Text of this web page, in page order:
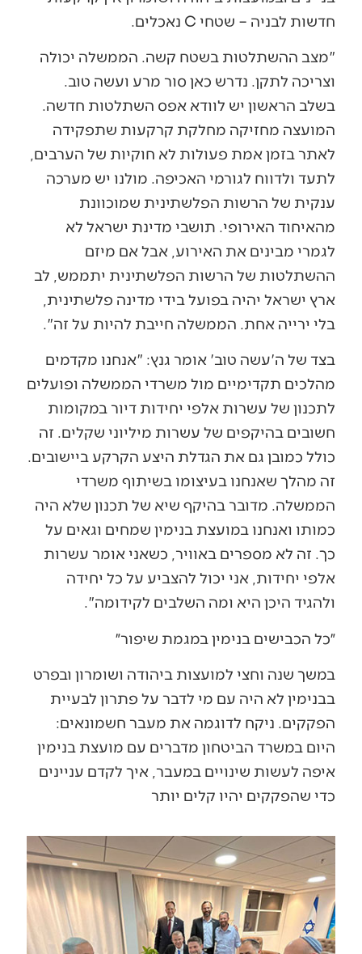
חדשות לבניה – שטחי C נאכלים.
"מצב ההשתלטות בשטח קשה. הממשלה יכולה
וצריכה לתקן. נדרש כאן סור מרע ועשה טוב.
בשלב הראשון יש לוודא אפס השתלטות חדשה.
המועצה מחזיקה מחלקת קרקעות שתפקידה
לאתר בזמן אמת פעולות לא חוקיות של הערבים,
לתעד ולדווח לגורמי האכיפה. מולנו יש מערכה
ענקית של הרשות הפלשתינית שמוכוונת
מהאיחוד האירופי. תושבי מדינת ישראל לא
לגמרי מבינים את האירוע, אבל אם מיזם
ההשתלטות של הרשות הפלשתינית יתממש, לב
ארץ ישראל יהיה בפועל בידי מדינה פלשתינית,
בלי ירייה אחת. הממשלה חייבת להיות על זה".
בצד של ה'עשה טוב' אומר גנץ: "אנחנו מקדמים
מהלכים תקדימיים מול משרדי הממשלה ופועלים
לתכנון של עשרות אלפי יחידות דיור במקומות
חשובים בהיקפים של עשרות מיליוני שקלים. זה
כולל כמובן גם את הגדלת היצע הקרקע ביישובים.
זה מהלך שאנחנו בעיצומו בשיתוף משרדי
הממשלה. מדובר בהיקף שיא של תכנון שלא היה
כמותו ואנחנו במועצת בנימין שמחים וגאים על
כך. זה לא מספרים באוויר, כשאני אומר עשרות
אלפי יחידות, אני יכול להצביע על כל יחידה
ולהגיד היכן היא ומה השלבים לקידומה".
״כל הכבישים בנימין במגמת שיפור״
במשך שנה וחצי למועצות ביהודה ושומרון ובפרט
בבנימין לא היה עם מי לדבר על פתרון לבעיית
הפקקים. ניקח לדוגמה את מעבר חשמונאים:
היום במשרד הביטחון מדברים עם מועצת בנימין
איפה לעשות שינויים במעבר, איך לקדם עניינים
כדי שהפקקים יהיו קלים יותר